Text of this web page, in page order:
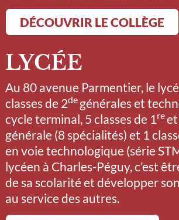
DÉCOUVRIR LE COLLÈGE
LYCÉE
Au 80 avenue Parmentier, le
classes de 2de générales et
cycle terminal, 5 classes de 1re
générale (8 spécialités) et 1
en voie technologique (série
lycéen à Charles-Péguy, c’est
de sa scolarité et développer
au service des autres.